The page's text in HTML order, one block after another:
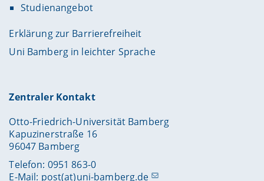
Studienangebot
Erklärung zur Barrierefreiheit
Uni Bamberg in leichter Sprache
Zentraler Kontakt
Otto-Friedrich-Universität Bamberg
Kapuzinerstraße 16
96047 Bamberg
Telefon: 0951 863-0
E-Mail: post(at)uni-bamberg.de